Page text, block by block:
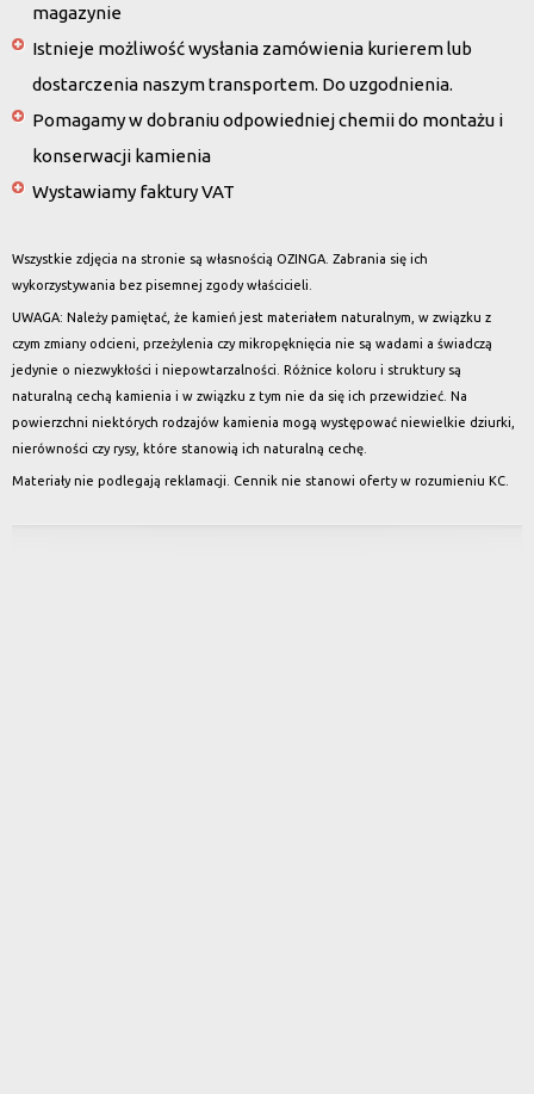
magazynie
Istnieje możliwość wysłania zamówienia kurierem lub
dostarczenia naszym transportem. Do uzgodnienia.
Pomagamy w dobraniu odpowiedniej chemii do montażu i
konserwacji kamienia
Wystawiamy faktury VAT
Wszystkie zdjęcia na stronie są własnością OZINGA. Zabrania się ich
wykorzystywania bez pisemnej zgody właścicieli.
UWAGA: Należy pamiętać, że kamień jest materiałem naturalnym, w związku z
czym zmiany odcieni, przeżylenia czy mikropęknięcia nie są wadami a świadczą
jedynie o niezwykłości i niepowtarzalności. Różnice koloru i struktury są
naturalną cechą kamienia i w związku z tym nie da się ich przewidzieć. Na
powierzchni niektórych rodzajów kamienia mogą występować niewielkie dziurki,
nierówności czy rysy, które stanowią ich naturalną cechę.
Materiały nie podlegają reklamacji. Cennik nie stanowi oferty w rozumieniu KC.